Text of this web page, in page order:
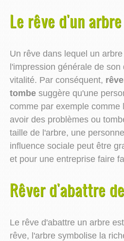
Le rêve d'un
Un rêve dans lequel un
l'impression générale de
vitalité. Par conséquent,
tombe suggère qu'une
comme par exemple comme
avoir des problèmes ou
taille de l'arbre, une
influence sociale peut être
et pour une entreprise faire
Rêver d'abattre
Le rêve d'abattre un arbre
rêve, l'arbre symbolise la